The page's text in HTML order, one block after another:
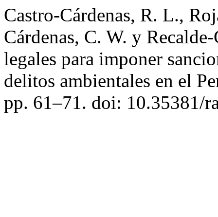
Castro-Cárdenas, R. L.,
Cárdenas, C. W. y
legales para imponer
delitos ambientales en el
pp. 61–71. doi: 10.35381/